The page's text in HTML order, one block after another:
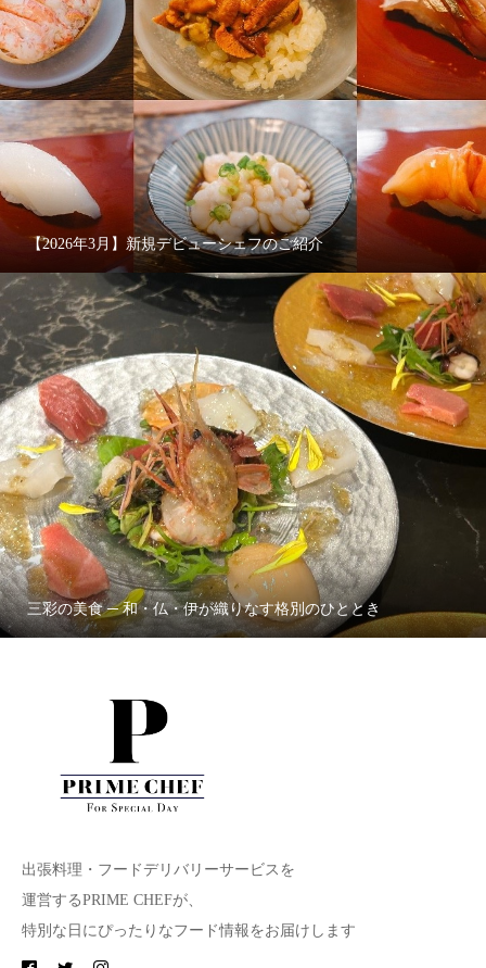
【2026年3月】新規デビューシェフのご紹介
三彩の美食 ─ 和・仏・伊が織りなす格別のひととき
出張料理・フードデリバリーサービスを
運営するPRIME CHEFが、
特別な日にぴったりなフード情報をお届けします